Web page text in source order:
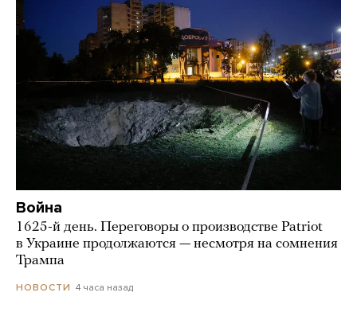
Война
1625-й день. Переговоры о производстве Patriot
в Украине продолжаются — несмотря на сомнения
Трампа
НОВОСТИ 4 часа назад